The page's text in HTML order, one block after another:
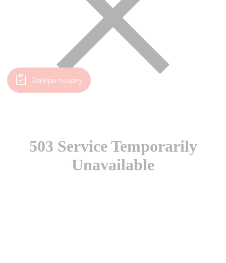
Забери скидку